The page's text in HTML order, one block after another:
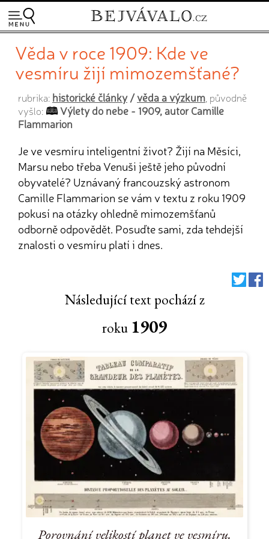
Věda v roce 1909: Kde ve
vesmíru žijí mimozemšťané?
rubrika: historické články/věda a výzkum , původně
vyšlo:
Výlety do nebe - 1909, autor Camille
Flammarion
Je ve vesmíru inteligentní život? Žijí na Měsíci,
Marsu nebo třeba Venuši ještě jeho původní
obyvatelé? Uznávaný francouzský astronom
Camille Flammarion se vám v textu z roku 1909
pokusí na otázky ohledně mimozemšťanů
odborně odpovědět. Posuďte sami, zda tehdejší
znalosti o vesmíru platí i dnes.
Následující text pochází z
roku 1909
Porovnání velikostí planet ve vesmíru.